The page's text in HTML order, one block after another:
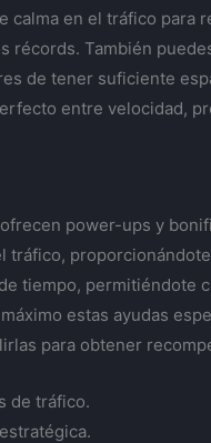
calma en el tráfico
récords. También
de tener suficiente
entre velocidad,
ofrecen power-ups y
tiempo, permitiéndote
estas ayudas
para obtener
de tráfico.